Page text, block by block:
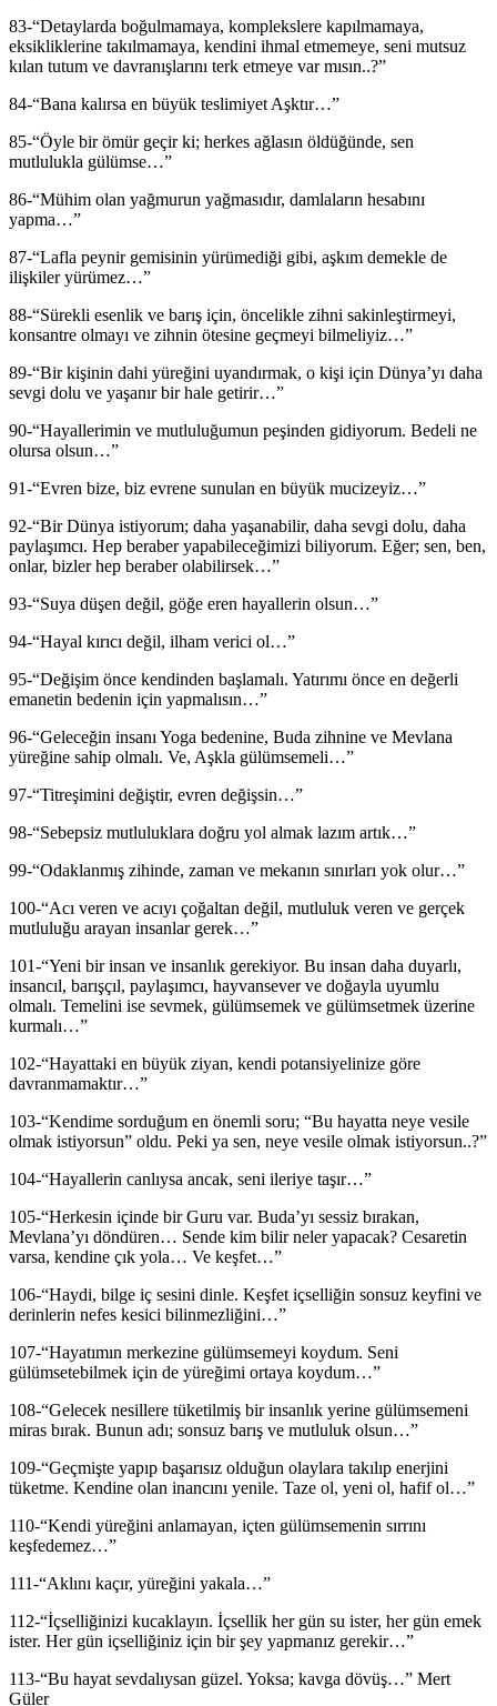
83-“Detaylarda boğulmamaya, komplekslere kapılmamaya,
eksikliklerine takılmamaya, kendini ihmal etmemeye, seni mutsuz
kılan tutum ve davranışlarını terk etmeye var mısın..?”
84-“Bana kalırsa en büyük teslimiyet Aşktır…”
85-“Öyle bir ömür geçir ki; herkes ağlasın öldüğünde, sen
mutlulukla gülümse…”
86-“Mühim olan yağmurun yağmasıdır, damlaların hesabını
yapma…”
87-“Lafla peynir gemisinin yürümediği gibi, aşkım demekle de
ilişkiler yürümez…”
88-“Sürekli esenlik ve barış için, öncelikle zihni sakinleştirmeyi,
konsantre olmayı ve zihnin ötesine geçmeyi bilmeliyiz…”
89-“Bir kişinin dahi yüreğini uyandırmak, o kişi için Dünya’yı daha
sevgi dolu ve yaşanır bir hale getirir…”
90-“Hayallerimin ve mutluluğumun peşinden gidiyorum. Bedeli ne
olursa olsun…”
91-“Evren bize, biz evrene sunulan en büyük mucizeyiz…”
92-“Bir Dünya istiyorum; daha yaşanabilir, daha sevgi dolu, daha
paylaşımcı. Hep beraber yapabileceğimizi biliyorum. Eğer; sen, ben,
onlar, bizler hep beraber olabilirsek…”
93-“Suya düşen değil, göğe eren hayallerin olsun…”
94-“Hayal kırıcı değil, ilham verici ol…”
95-“Değişim önce kendinden başlamalı. Yatırımı önce en değerli
emanetin bedenin için yapmalısın…”
96-“Geleceğin insanı Yoga bedenine, Buda zihnine ve Mevlana
yüreğine sahip olmalı. Ve, Aşkla gülümsemeli…”
97-“Titreşimini değiştir, evren değişsin…”
98-“Sebepsiz mutluluklara doğru yol almak lazım artık…”
99-“Odaklanmış zihinde, zaman ve mekanın sınırları yok olur…”
100-“Acı veren ve acıyı çoğaltan değil, mutluluk veren ve gerçek
mutluluğu arayan insanlar gerek…”
101-“Yeni bir insan ve insanlık gerekiyor. Bu insan daha duyarlı,
insancıl, barışçıl, paylaşımcı, hayvansever ve doğayla uyumlu
olmalı. Temelini ise sevmek, gülümsemek ve gülümsetmek üzerine
kurmalı…”
102-“Hayattaki en büyük ziyan, kendi potansiyelinize göre
davranmamaktır…”
103-“Kendime sorduğum en önemli soru; “Bu hayatta neye vesile
olmak istiyorsun” oldu. Peki ya sen, neye vesile olmak istiyorsun..?”
104-“Hayallerin canlıysa ancak, seni ileriye taşır…”
105-“Herkesin içinde bir Guru var. Buda’yı sessiz bırakan,
Mevlana’yı döndüren… Sende kim bilir neler yapacak? Cesaretin
varsa, kendine çık yola… Ve keşfet…”
106-“Haydi, bilge iç sesini dinle. Keşfet içselliğin sonsuz keyfini ve
derinlerin nefes kesici bilinmezliğini…”
107-“Hayatımın merkezine gülümsemeyi koydum. Seni
gülümsetebilmek için de yüreğimi ortaya koydum…”
108-“Gelecek nesillere tüketilmiş bir insanlık yerine gülümsemeni
miras bırak. Bunun adı; sonsuz barış ve mutluluk olsun…”
109-“Geçmişte yapıp başarısız olduğun olaylara takılıp enerjini
tüketme. Kendine olan inancını yenile. Taze ol, yeni ol, hafif ol…”
110-“Kendi yüreğini anlamayan, içten gülümsemenin sırrını
keşfedemez…”
111-“Aklını kaçır, yüreğini yakala…”
112-“İçselliğinizi kucaklayın. İçsellik her gün su ister, her gün emek
ister. Her gün içselliğiniz için bir şey yapmanız gerekir…”
113-“Bu hayat sevdalıysan güzel. Yoksa; kavga dövüş…” Mert
Güler